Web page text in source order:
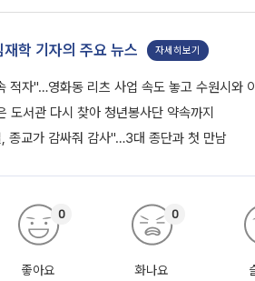
학 기자의 주요 뉴스 자세히보기
적자"…영화동 리츠 사업 속도 놓고 수원시와
도서관 다시 찾아 청년봉사단 약속까지
종교가 감싸줘 감사"…3대 종단과 첫 만남
좋아요
0
화나요
0